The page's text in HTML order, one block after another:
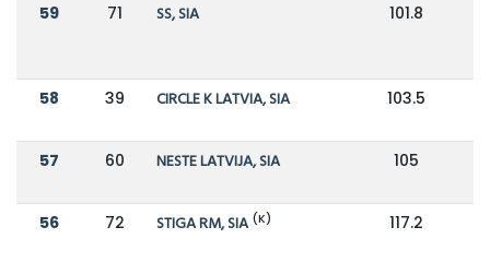
59 71 SS, SIA 101.8
58 39 CIRCLE K LATVIA, SIA 103.5
57 60 NESTE LATVIJA, SIA 105
56 72 STIGA RM, SIA (K) 117.2